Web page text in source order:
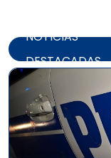
NOTICIAS
DESTACADAS